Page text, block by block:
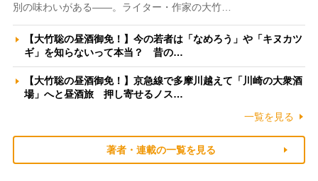
別の味わいがある――。ライター・作家の大竹…
【大竹聡の昼酒御免！】今の若者は「なめろう」や「キヌカツ
ギ」を知らないって本当？ 昔の…
【大竹聡の昼酒御免！】京急線で多摩川越えて「川崎の大衆酒
場」へと昼酒旅 押し寄せるノス…
一覧を見る
著者・連載の一覧を見る